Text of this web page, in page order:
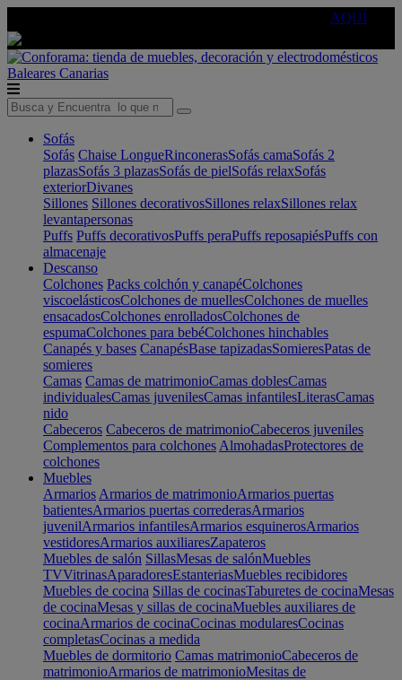
AQUÍ
Baleares Canarias
Sofás
Sofás Chaise LongueRinconerasSofás camaSofás 2
plazasSofás 3 plazasSofás de pielSofás relaxSofás
exteriorDivanes
Sillones Sillones decorativosSillones relaxSillones relax
levantapersonas
Puffs Puffs decorativosPuffs peraPuffs reposapiésPuffs con
almacenaje
Descanso
Colchones Packs colchón y canapéColchones
viscoelásticosColchones de muellesColchones de muelles
ensacadosColchones enrolladosColchones de
espumaColchones para bebéColchones hinchables
Canapés y bases CanapésBase tapizadasSomieresPatas de
somieres
Camas Camas de matrimonioCamas doblesCamas
individualesCamas juvenilesCamas infantilesLiterasCamas
nido
Cabeceros Cabeceros de matrimonioCabeceros juveniles
Complementos para colchones AlmohadasProtectores de
colchones
Muebles
Armarios Armarios de matrimonioArmarios puertas
batientesArmarios puertas correderasArmarios
juvenilArmarios infantilesArmarios esquinerosArmarios
vestidoresArmarios auxiliaresZapateros
Muebles de salón SillasMesas de salónMuebles
TVVitrinasAparadoresEstanteriasMuebles recibidores
Muebles de cocina Sillas de cocinasTaburetes de cocinaMesas
de cocinaMesas y sillas de cocinaMuebles auxiliares de
cocinaArmarios de cocinaCocinas modularesCocinas
completasCocinas a medida
Muebles de dormitorio Camas matrimonioCabeceros de
matrimonioArmarios de matrimonioMesitas de